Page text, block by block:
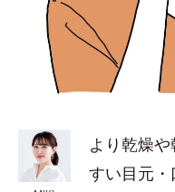
より乾燥
すい目元